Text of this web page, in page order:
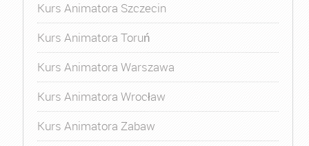
Kurs Animatora Szczecin
Kurs Animatora Toruń
Kurs Animatora Warszawa
Kurs Animatora Wrocław
Kurs Animatora Zabaw